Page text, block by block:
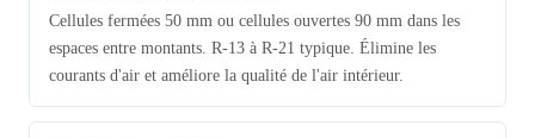
Cellules fermées 50 mm ou cellules ouvertes 90 mm dans les
espaces entre montants. R-13 à R-21 typique. Élimine les
courants d'air et améliore la qualité de l'air intérieur.